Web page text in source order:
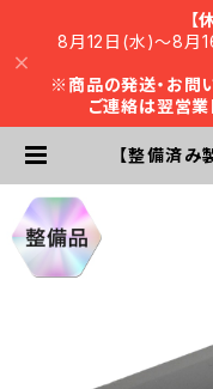
【
8月12日(水)～8月
※商品の発送・お問
ご連絡は翌営業
【整備済